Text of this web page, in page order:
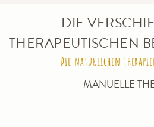
DIE
THERAPEUTISCHEN
Die natürlichen
MANUELLE